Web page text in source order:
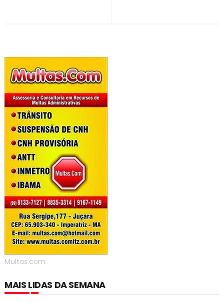
Multas.com
MAIS LIDAS DA SEMANA